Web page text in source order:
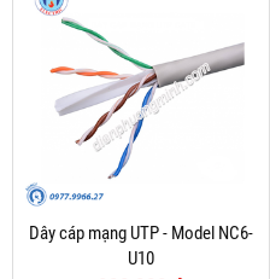
Dây cáp mạng UTP - Model NC6-
U10